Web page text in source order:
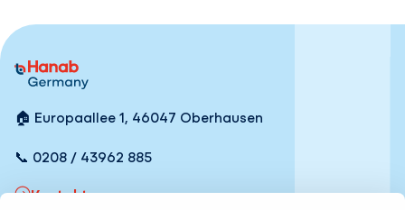
🏠 Europaallee 1, 46047 Oberhausen
📞 0208 / 43962 885
Kontakt